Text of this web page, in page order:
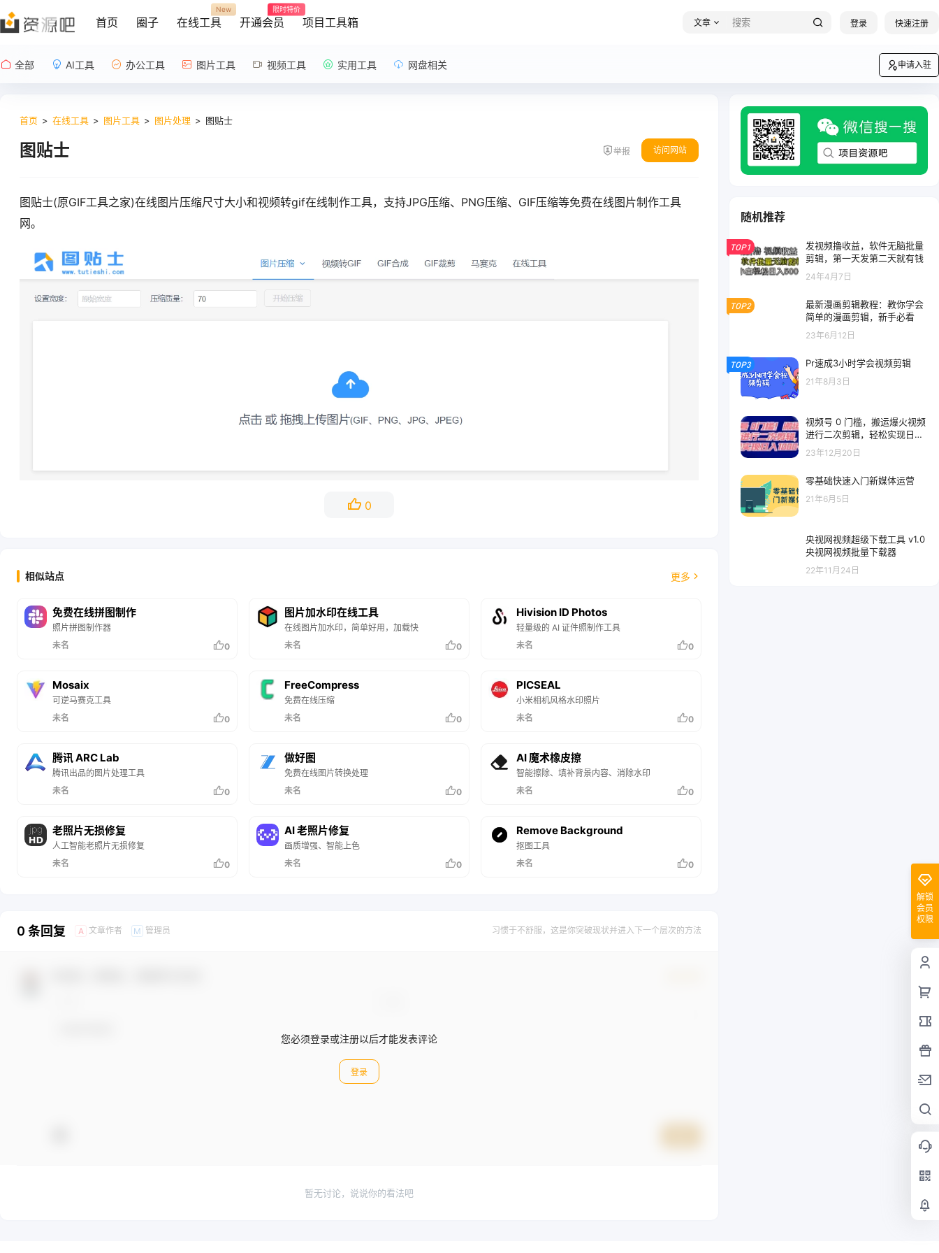
首页 圈子 在线工具
New
开通会员
限时特价
项目工具箱 文章 登录 快速注册
全部 AI工具 办公工具 图片工具 视频工具 实用工具 网盘相关 申请入驻
首页 > 在线工具 > 图片工具 > 图片处理 > 图贴士
图贴士 举报 访问网站
图贴士(原GIF工具之家)在线图片压缩尺寸大小和视频转gif在线制作工具，支持JPG压缩、PNG压缩、GIF压缩等免费在线图片制作工具
网。
0
相似站点 更多
免费在线拼图制作
照片拼图制作器
未名
0
图片加水印在线工具
在线图片加水印，简单好用，加载快
未名
0
Hivision ID Photos
轻量级的 AI 证件照制作工具
未名
0
Mosaix
可逆马赛克工具
未名
0
FreeCompress
免费在线压缩
未名
0
PICSEAL
小米相机风格水印照片
未名
0
腾讯 ARC Lab
腾讯出品的图片处理工具
未名
0
做好图
免费在线图片转换处理
未名
0
AI 魔术橡皮擦
智能擦除、填补背景内容、消除水印
未名
0
老照片无损修复
人工智能老照片无损修复
未名
0
AI 老照片修复
画质增强、智能上色
未名
0
Remove Background
抠图工具
未名
0
0 条回复 A 文章作者 M 管理员 习惯于不舒服，这是你突破现状并进入下一个层次的方法
您必须登录或注册以后才能发表评论
登录
暂无讨论，说说你的看法吧
随机推荐
TOP1
发视频撸收益，软件无脑批量
剪辑，第一天发第二天就有钱
24年4月7日
TOP2
最新漫画剪辑教程：教你学会
简单的漫画剪辑，新手必看
23年6月12日
TOP3 Pr速成3小时学会视频剪辑
21年8月3日
视频号 0 门槛，搬运爆火视频
进行二次剪辑，轻松实现日入
1000+
23年12月20日
零基础快速入门新媒体运营
21年6月5日
央视网视频超级下载工具 v1.0
央视网视频批量下载器
22年11月24日
解锁
会员
权限